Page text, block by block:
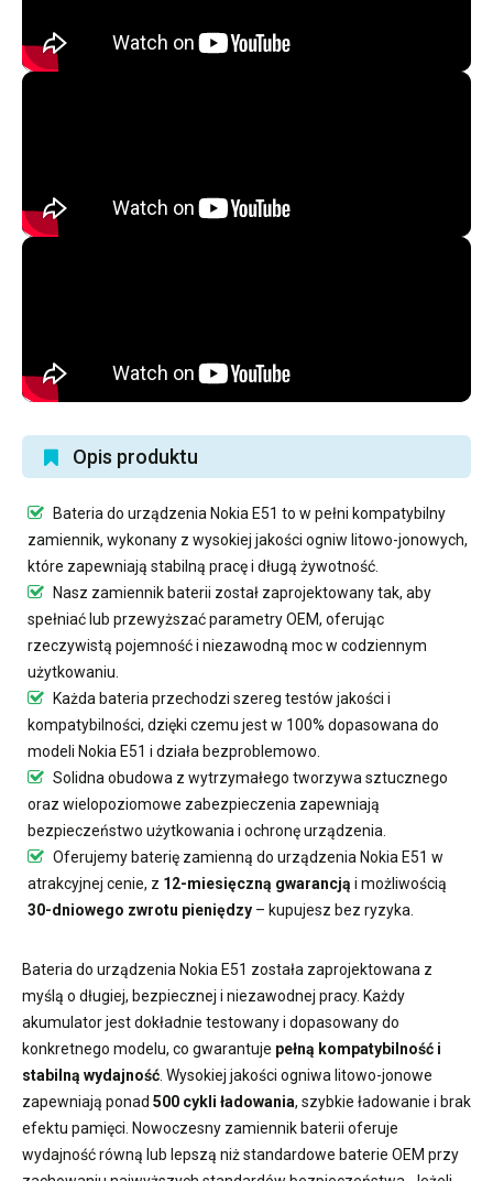
Opis produktu
Bateria do urządzenia Nokia E51 to w pełni kompatybilny
zamiennik, wykonany z wysokiej jakości ogniw litowo-jonowych,
które zapewniają stabilną pracę i długą żywotność.
Nasz zamiennik baterii został zaprojektowany tak, aby
spełniać lub przewyższać parametry OEM, oferując
rzeczywistą pojemność i niezawodną moc w codziennym
użytkowaniu.
Każda bateria przechodzi szereg testów jakości i
kompatybilności, dzięki czemu jest w 100% dopasowana do
modeli Nokia E51 i działa bezproblemowo.
Solidna obudowa z wytrzymałego tworzywa sztucznego
oraz wielopoziomowe zabezpieczenia zapewniają
bezpieczeństwo użytkowania i ochronę urządzenia.
Oferujemybaterię zamienną do urządzenia Nokia E51 w
atrakcyjnej cenie, z 12-miesięczną gwarancją i możliwością
30-dniowego zwrotu pieniędzy – kupujesz bez ryzyka.
Bateria do urządzenia Nokia E51 została zaprojektowana z
myślą o długiej, bezpiecznej i niezawodnej pracy. Każdy
akumulator jest dokładnie testowany i dopasowany do
konkretnego modelu, co gwarantuje pełną kompatybilność i
stabilną wydajność . Wysokiej jakości ogniwa litowo-jonowe
zapewniają ponad 500 cykli ładowania, szybkie ładowanie i brak
efektu pamięci. Nowoczesny zamiennik baterii oferuje
wydajność równą lub lepszą niż standardowe baterie OEM przy